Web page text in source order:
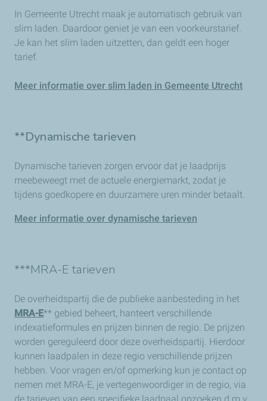
In Gemeente Utrecht maak je automatisch gebruik van
slim laden. Daardoor geniet je van een voorkeurstarief.
Je kan het slim laden uitzetten, dan geldt een hoger
tarief.
Meer informatie over slim laden in Gemeente Utrecht
**Dynamische tarieven
Dynamische tarieven zorgen ervoor dat je laadprijs
meebeweegt met de actuele energiemarkt, zodat je
tijdens goedkopere en duurzamere uren minder betaalt.
Meer informatie over dynamische tarieven
***MRA-E tarieven
De overheidspartij die de publieke aanbesteding in het
MRA-E** gebied beheert, hanteert verschillende
indexatieformules en prijzen binnen de regio. De prijzen
worden gereguleerd door deze overheidspartij. Hierdoor
kunnen laadpalen in deze regio verschillende prijzen
hebben. Voor vragen en/of opmerking kun je contact op
nemen met MRA-E, je vertegenwoordiger in de regio, via